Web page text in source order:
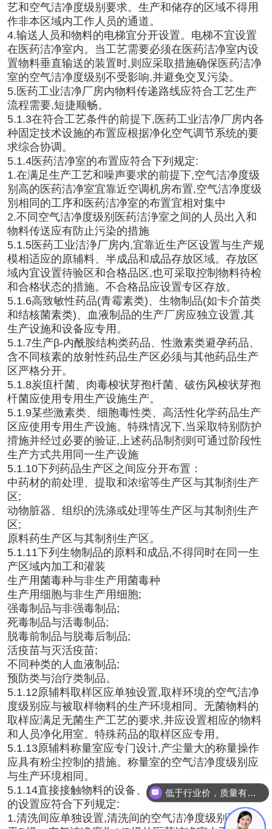
艺和空气洁净度级别要求。生产和储存的区域不得用
作非本区域内工作人员的通道。
4.输送人员和物料的电梯宜分开设置。电梯不宜设置
在医药洁净室内。当工艺需要必须在医药洁净室内设
置物料垂直输送的装置时,则应采取措施确保医药洁净
室的空气洁净度级别不受影响,并避免交叉污染。
5.医药工业洁净厂房内物料传递路线应符合工艺生产
流程需要,短捷顺畅。
5.1.3在符合工艺条件的前提下,医药工业洁净厂房内各
种固定技术设施的布置应根据净化空气调节系统的要
求综合协调。
5.1.4医药洁净室的布置应符合下列规定:
1.在满足生产工艺和噪声要求的前提下,空气洁净度级
别高的医药洁净室宜靠近空调机房布置,空气洁净度级
別相同的工序和医药洁净室的布置宜相对集中
2.不同空气洁净度级别医药洁浄室之间的人员出入和
物料传送应有防止污染的措施
5.1.5医药工业洁浄厂房内,宜靠近生产区设置与生产规
模相适应的原辅料、半成品和成品存放区域。存放区
域內宜设置待验区和合格品区,也可采取控制物料待检
和合格状态的措施。不合格品应设置专区存放。
5.1.6高致敏性药品(青霉素类)、生物制品(如卡介苗类
和结核菌素类)、血液制品的生产厂房应独立设置,其
生产设施和设备应专用。
5.1.7生产β-内酰胺结构类药品、性激素类避孕药品、
含不同核素的放射性药品生产区必须与其他药品生产
区严格分开。
5.1.8炭疽杄菌、肉毒梭状芽孢杄菌、破伤风梭状芽孢
杄菌应使用专用生产设施生产。
5.1.9某些激素类、细胞毒性类、高活性化学药品生产
区应使用专用生产设施。特殊情况下,当采取特别防护
揹施并经过必要的验证,上述药品制剂则可通过阶段性
生产方式共用同一生产设施
5.1.10下列药品生产区之间应分开布置：
中药材的前处理、提取和浓缩等生产区与其制剂生产
区;
动物脏器、组织的洗涤或处理等生产区与其制剂生产
区;
原料药生产区与其制剂生产区。
5.1.11下列生物制品的原料和成品,不得同时在同一生
产区域内加工和灌装
生产用菌毒种与非生产用菌毒种
生产用细胞与非生产用细胞;
强毒制品与非强毒制品;
死毒制品与活毒制品;
脱毒前制品与脱毒后制品;
活疫苗与灭活疫苗;
不同种类的人血液制品;
预防类与治疗类制品。
5.1.12原辅料取样区应单独设置,取样环境的空气洁净
度级别应与被取样物料的生产环境相同。无菌物料的
取样应满足无菌生产工艺的要求,并应设置相应的物料
和人员净化用室。特殊药品的取样区应专用。
5.1.13原辅料称量室应专门设计,产尘量大的称量操作
应具有粉尘控制的措施。称量室的空气洁净度级别应
与生产环境相同。
5.1.14直接接触物料的设备、容器及工器具的清洗间
的设置应符合下列规定:
1.清洗间应单独设置,清洗间的空气洁净度级别不应低
低于行业价，质量有保障